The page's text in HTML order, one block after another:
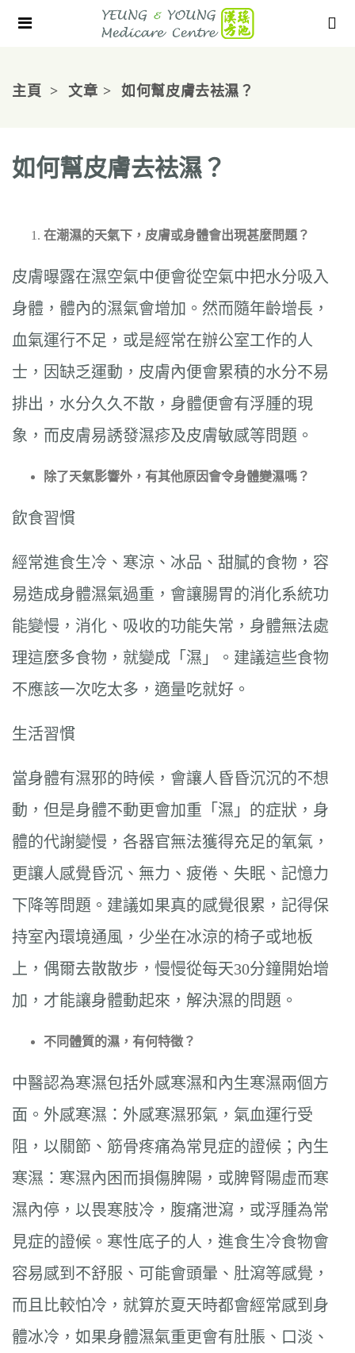
主頁 文章 如何幫皮膚去袪濕？
如何幫皮膚去袪濕？
在潮濕的天氣下，皮膚或身體會出現甚麼問題？
皮膚曝露在濕空氣中便會從空氣中把水分吸入
身體，體內的濕氣會增加。然而隨年齡增長，
血氣運行不足，或是經常在辦公室工作的人
士，因缺乏運動，皮膚內便會累積的水分不易
排出，水分久久不散，身體便會有浮腫的現
象，而皮膚易誘發濕疹及皮膚敏感等問題。
除了天氣影響外，有其他原因會令身體變濕嗎？
飲食習慣
經常進食生冷、寒涼、冰品、甜膩的食物，容
易造成身體濕氣過重，會讓腸胃的消化系統功
能變慢，消化、吸收的功能失常，身體無法處
理這麼多食物，就變成「濕」。建議這些食物
不應該一次吃太多，適量吃就好。
生活習慣
當身體有濕邪的時候，會讓人昏昏沉沉的不想
動，但是身體不動更會加重「濕」的症狀，身
體的代謝變慢，各器官無法獲得充足的氧氣，
更讓人感覺昏沉、無力、疲倦、失眠、記憶力
下降等問題。建議如果真的感覺很累，記得保
持室內環境通風，少坐在冰涼的椅子或地板
上，偶爾去散散步，慢慢從每天30分鐘開始增
加，才能讓身體動起來，解決濕的問題。
不同體質的濕，有何特徵？
中醫認為寒濕包括外感寒濕和內生寒濕兩個方
面。外感寒濕：外感寒濕邪氣，氣血運行受
阻，以關節、筋骨疼痛為常見症的證候；內生
寒濕：寒濕內困而損傷脾陽，或脾腎陽虛而寒
濕內停，以畏寒肢冷，腹痛泄瀉，或浮腫為常
見症的證候。寒性底子的人，進食生冷食物會
容易感到不舒服、可能會頭暈、肚瀉等感覺，
而且比較怕冷，就算於夏天時都會經常感到身
體冰冷，如果身體濕氣重更會有肚脹、口淡、